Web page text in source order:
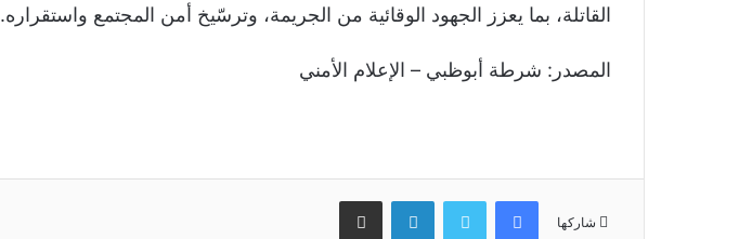
القاتلة، بما يعزز الجهود الوقائية من الجريمة، وترسّيخ أمن المجتمع واستقراره.
شاركها
فيسبوك تويتر لينكدإن مشاركة عبر البريد